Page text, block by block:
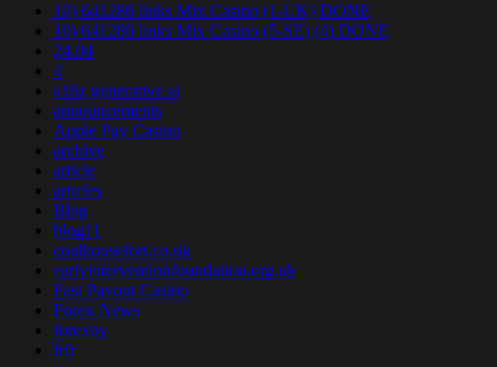
10) 641286 links Mix Casino (1-UK) DONE
10) 641286 links Mix Casino (5-SE) (4) DONE
24.04
4
a16z generative ai
announcements
Apple Pay Casino
archive
article
articles
Blog
blog11
coalhousefort.co.uk
earlyinterventionfoundation.org.uk
Fast Payout Casino
Forex News
forexby
frfr